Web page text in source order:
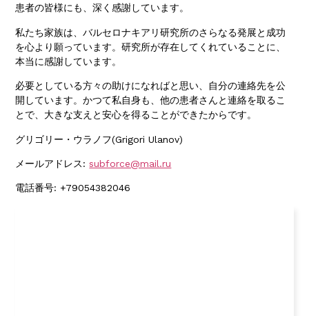
患者の皆様にも、深く感謝しています。
私たち家族は、バルセロナキアリ研究所のさらなる発展と成功
を心より願っています。研究所が存在してくれていることに、
本当に感謝しています。
必要としている方々の助けになればと思い、自分の連絡先を公
開しています。かつて私自身も、他の患者さんと連絡を取るこ
とで、大きな支えと安心を得ることができたからです。
グリゴリー・ウラノフ(Grigori Ulanov)
メールアドレス:subforce@mail.ru
電話番号: +79054382046